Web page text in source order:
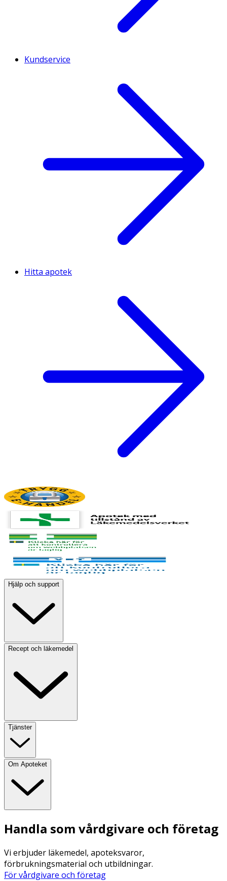
Kundservice
Hitta apotek
Hjälp och support
Recept och läkemedel
Tjänster
Om Apoteket
Handla som vårdgivare och företag
Vi erbjuder läkemedel, apoteksvaror,
förbrukningsmaterial och utbildningar.
För vårdgivare och företag